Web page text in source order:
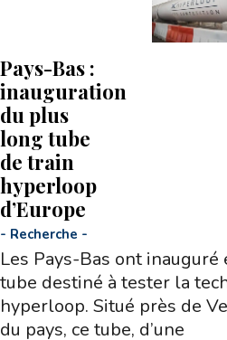
Pays-Bas :
inauguration
du plus
long tube
de train
hyperloop
d’Europe
- Recherche -
Les Pays-Bas ont
tube destiné à tester la
hyperloop. Situé près de
du pays, ce tube, d’une